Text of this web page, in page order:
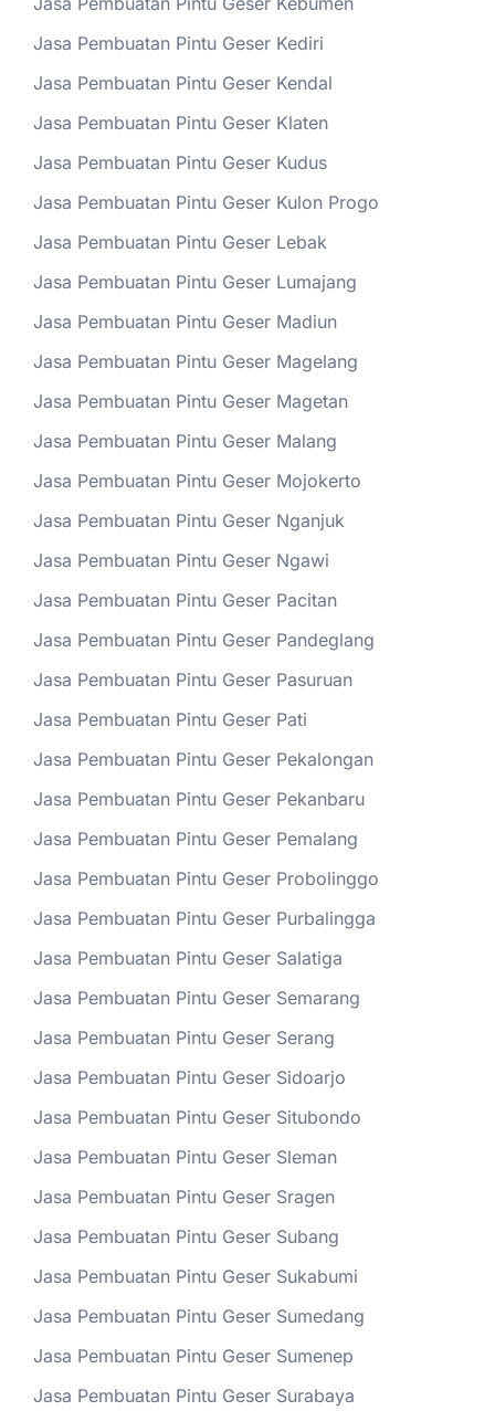
Jasa Pembuatan Pintu Geser Kediri
Jasa Pembuatan Pintu Geser Kendal
Jasa Pembuatan Pintu Geser Klaten
Jasa Pembuatan Pintu Geser Kudus
Jasa Pembuatan Pintu Geser Kulon Progo
Jasa Pembuatan Pintu Geser Lebak
Jasa Pembuatan Pintu Geser Lumajang
Jasa Pembuatan Pintu Geser Madiun
Jasa Pembuatan Pintu Geser Magelang
Jasa Pembuatan Pintu Geser Magetan
Jasa Pembuatan Pintu Geser Malang
Jasa Pembuatan Pintu Geser Mojokerto
Jasa Pembuatan Pintu Geser Nganjuk
Jasa Pembuatan Pintu Geser Ngawi
Jasa Pembuatan Pintu Geser Pacitan
Jasa Pembuatan Pintu Geser Pandeglang
Jasa Pembuatan Pintu Geser Pasuruan
Jasa Pembuatan Pintu Geser Pati
Jasa Pembuatan Pintu Geser Pekalongan
Jasa Pembuatan Pintu Geser Pekanbaru
Jasa Pembuatan Pintu Geser Pemalang
Jasa Pembuatan Pintu Geser Probolinggo
Jasa Pembuatan Pintu Geser Purbalingga
Jasa Pembuatan Pintu Geser Salatiga
Jasa Pembuatan Pintu Geser Semarang
Jasa Pembuatan Pintu Geser Serang
Jasa Pembuatan Pintu Geser Sidoarjo
Jasa Pembuatan Pintu Geser Situbondo
Jasa Pembuatan Pintu Geser Sleman
Jasa Pembuatan Pintu Geser Sragen
Jasa Pembuatan Pintu Geser Subang
Jasa Pembuatan Pintu Geser Sukabumi
Jasa Pembuatan Pintu Geser Sumedang
Jasa Pembuatan Pintu Geser Sumenep
Jasa Pembuatan Pintu Geser Surabaya